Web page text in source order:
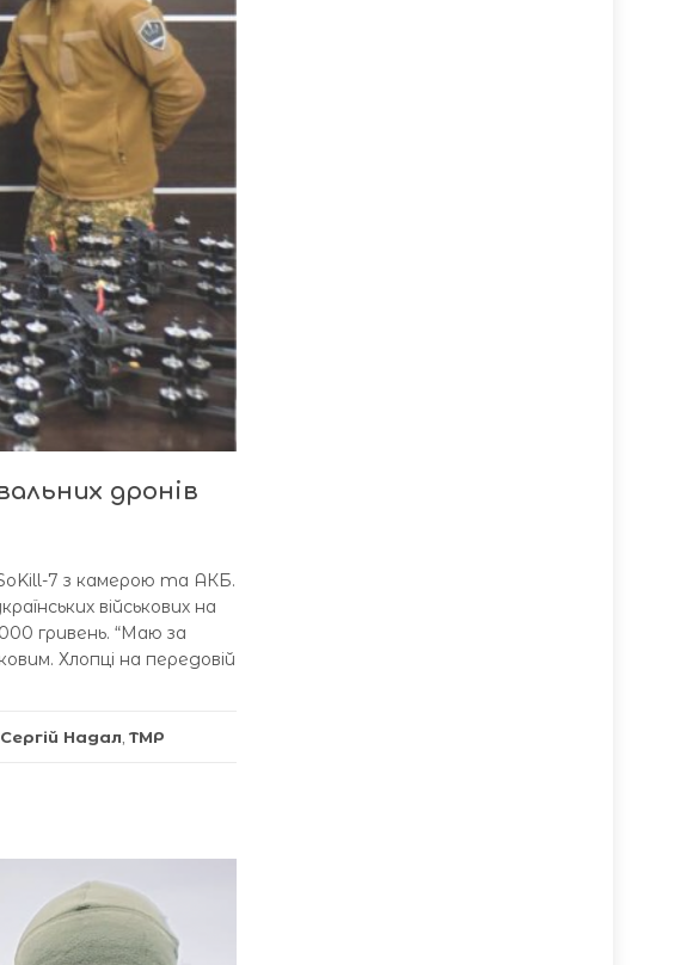
дронів
SoKill-7 з камерою та АКБ.
військових на
гривень. “Маю за
Хлопці на передовій
Сергій Надал, ТМР